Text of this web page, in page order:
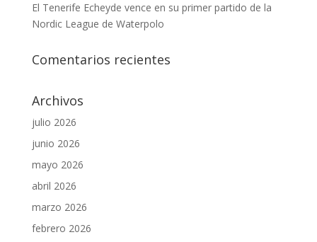
El Tenerife Echeyde vence en su primer partido de la
Nordic League de Waterpolo
Comentarios recientes
Archivos
julio 2026
junio 2026
mayo 2026
abril 2026
marzo 2026
febrero 2026